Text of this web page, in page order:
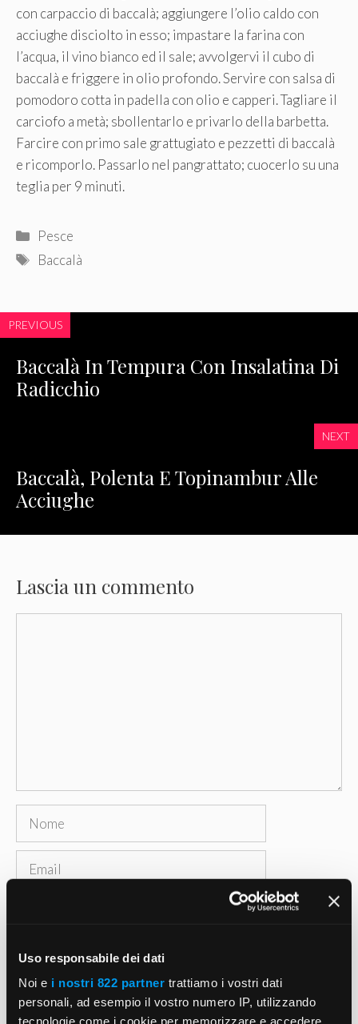
Uso responsabile dei dati
Noi e i nostri 822 partner trattiamo i vostri dati
personali, ad esempio il vostro numero IP, utilizzando
tecnologie come i cookie per memorizzare e accedere
con carpaccio di baccalà; aggiungere l’olio caldo con
acciughe disciolto in esso; impastare la farina con
l’acqua, il vino bianco ed il sale; avvolgervi il cubo di
baccalà e friggere in olio profondo. Servire con salsa di
pomodoro cotta in padella con olio e capperi. Tagliare il
carciofo a metà; sbollentarlo e privarlo della barbetta.
Farcire con primo sale grattugiato e pezzetti di baccalà
e ricomporlo. Passarlo nel pangrattato; cuocerlo su una
teglia per 9 minuti.
Categorie
Pesce
Tag
Baccalà
PREVIOUS
Baccalà In Tempura Con Insalatina Di
Radicchio
NEXT
Baccalà, Polenta E Topinambur Alle
Acciughe
Lascia un commento
Nome
Email
Salva il mio nome, email e sito web in questo
browser per la prossima volta che commento.